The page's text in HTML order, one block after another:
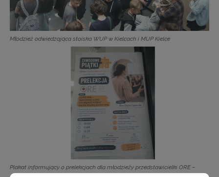
Młodzież odwiedzająca stoiska WUP w Kielcach i MUP Kielce
Plakat informujący o prelekcjach dla młodzieży przedstawicielki ORE –